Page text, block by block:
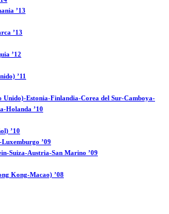
’13
’13
’12
’11
Unido)-Estonia-Finlandia-Corea del Sur-Camboya-
Holanda ’10
’10
’09
Suiza-Austria-San Marino ’09
Kong-Macao) ’08